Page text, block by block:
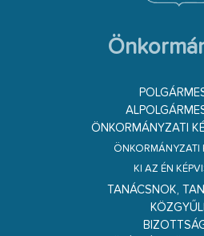
ÖNKORMÁNYZATI
ÖNKORMÁNYZATI
KI AZ ÉN
TANÁCSNOK,